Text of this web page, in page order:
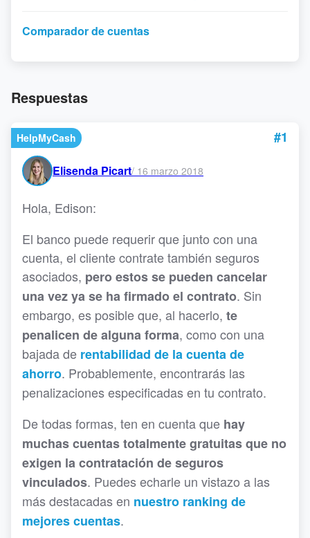
Comparador de cuentas
Respuestas
HelpMyCash #1
Elisenda Picart/ 16 marzo 2018
Hola, Edison:
El banco puede requerir que junto con una
cuenta, el cliente contrate también seguros
asociados, pero estos se pueden cancelar
una vez ya se ha firmado el contrato. Sin
embargo, es posible que, al hacerlo, te
penalicen de alguna forma, como con una
bajada de rentabilidad de la cuenta de
ahorro. Probablemente, encontrarás las
penalizaciones especificadas en tu contrato.
De todas formas, ten en cuenta que hay
muchas cuentas totalmente gratuitas que no
exigen la contratación de seguros
vinculados. Puedes echarle un vistazo a las
más destacadas en nuestro ranking de
mejores cuentas.